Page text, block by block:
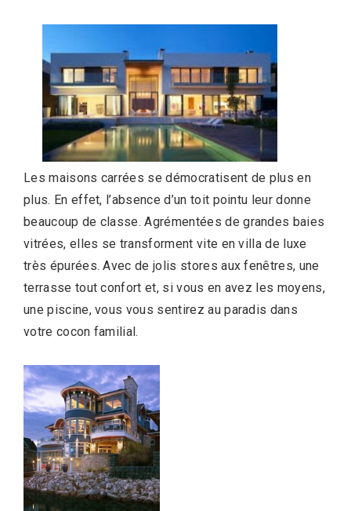
Les maisons carrées se démocratisent de plus en
plus. En effet, l’absence d’un toit pointu leur donne
beaucoup de classe. Agrémentées de grandes baies
vitrées, elles se transforment vite en villa de luxe
très épurées. Avec de jolis stores aux fenêtres, une
terrasse tout confort et, si vous en avez les moyens,
une piscine, vous vous sentirez au paradis dans
votre cocon familial.